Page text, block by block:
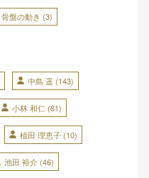
骨盤の動き (3)
中島 遥 (143)
小林 和仁 (81)
植田 理恵子 (10)
池田 裕介 (46)